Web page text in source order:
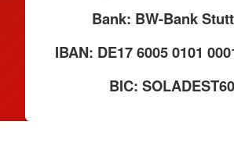
Bank: BW-Bank
IBAN: DE17 6005 0101
BIC: